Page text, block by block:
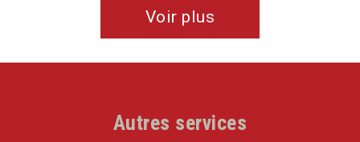
Voir plus
Autres services